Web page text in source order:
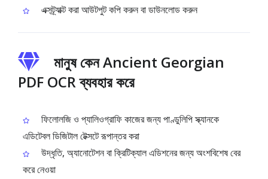
এক্সট্র্যাক্ট করা আউটপুট কপি করুন বা ডাউনলোড করুন
মানুষ কেন Ancient Georgian
PDF OCR ব্যবহার করে
ফিলোলজি ও প্যালিওগ্রাফি কাজের জন্য পাণ্ডুলিপি স্ক্যানকে
এডিটেবল ডিজিটাল টেক্সটে রূপান্তর করা
উদ্ধৃতি, অ্যানোটেশন বা ক্রিটিক্যাল এডিশনের জন্য অংশবিশেষ বের
করে নেওয়া